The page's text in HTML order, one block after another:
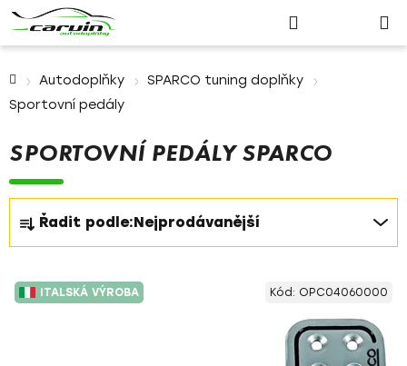
Přihlášení
košík
Autodoplňky
SPARCO tuning doplňky
Sportovní pedály
SPORTOVNÍ PEDÁLY SPARCO
Ř
a
z
e
n
Řadit podle:Nejprodávanější
V
ý
ITALSKÁ VÝROBA Kód: OPC04060000